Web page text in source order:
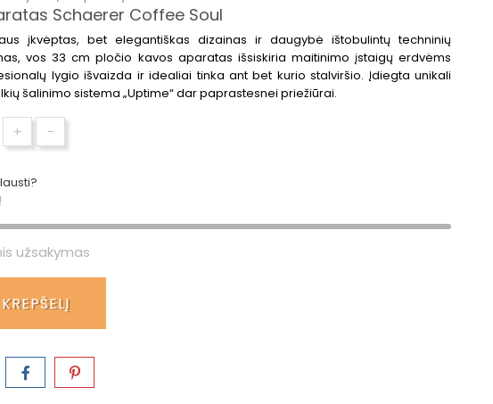
Schaerer Coffee Soul
įkvėptas, bet elegantiškas dizainas ir daugybė ištobulintų techninių
vos 33 cm pločio kavos aparatas išsiskiria maitinimo įstaigų erdvėms
lygio išvaizda ir idealiai tinka ant bet kurio stalviršio. Įdiegta unikali
šalinimo sistema „Uptime“ dar paprastesnei priežiūrai.
+ -
užsakymas